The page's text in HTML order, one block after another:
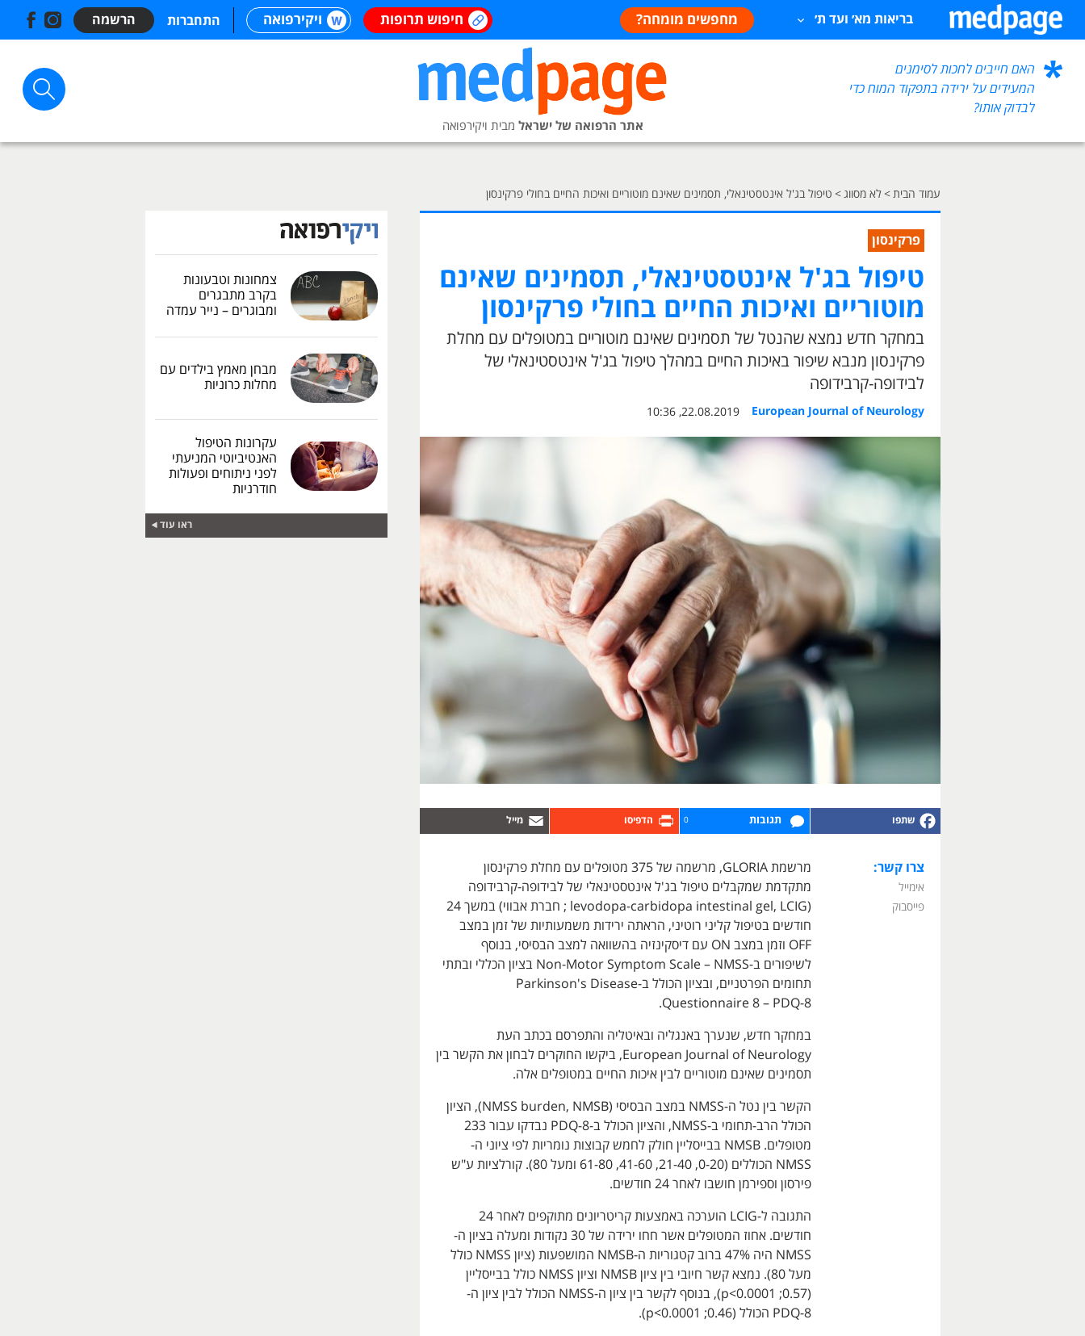
בריאות מא׳ ועד ת׳ מחפשים מומחה? חיפוש תרופות ויקירפואה התחברות הרשמה
האם חייבים לחכות לסימנים
המעידים על ירידה בתפקוד המוח כדי
לבדוק אותו?
אתר הרפואה של ישראל מבית ויקירפואה
עמוד הבית > לא מסווג > טיפול בג'ל אינטסטינאלי, תסמינים שאינם מוטוריים ואיכות החיים בחולי פרקינסון
פרקינסון
טיפול בג'ל אינטסטינאלי, תסמינים שאינם
מוטוריים ואיכות החיים בחולי פרקינסון
במחקר חדש נמצא שהנטל של תסמינים שאינם מוטוריים במטופלים עם מחלת
פרקינסון מנבא שיפור באיכות החיים במהלך טיפול בג'ל אינטסטינאלי של
לבידופה-קרבידופה
European Journal of Neurology
22.08.2019, 10:36
תגובות 0
צרו קשר:
אימייל
פייסבוק
מרשמת GLORIA, מרשמה של 375 מטופלים עם מחלת פרקינסון
מתקדמת שמקבלים טיפול בג'ל אינטסטינאלי של לבידופה-קרבידופה
(levodopa-carbidopa intestinal gel, LCIG ; חברת אבווי) במשך 24
חודשים בטיפול קליני רוטיני, הראתה ירידות משמעותיות של זמן במצב
OFF וזמן במצב ON עם דיסקינזיה בהשוואה למצב הבסיסי, בנוסף
לשיפורים ב-Non-Motor Symptom Scale – NMSS בציון הכללי ובתתי
תחומים הפרטניים, ובציון הכולל ב-Parkinson's Disease
Questionnaire 8 – PDQ-8.
במחקר חדש, שנערך באנגליה ובאיטליה והתפרסם בכתב העת
European Journal of Neurology, ביקשו החוקרים לבחון את הקשר בין
תסמינים שאינם מוטוריים לבין איכות החיים במטופלים אלה.
הקשר בין נטל ה-NMSS במצב הבסיסי (NMSS burden, NMSB), הציון
הכולל הרב-תחומי ב-NMSS, והציון הכולל ב-PDQ-8 נבדקו עבור 233
מטופלים. NMSB בבייסליין חולק לחמש קבוצות נומריות לפי ציוני ה-
NMSS הכוללים (0-20, 21-40, 41-60, 61-80 ומעל 80). קורלציות ע"ש
פירסון וספירמן חושבו לאחר 24 חודשים.
התגובה ל-LCIG הוערכה באמצעות קריטריונים מתוקפים לאחר 24
חודשים. אחוז המטופלים אשר חחו ירידה של 30 נקודות ומעלה בציון ה-
NMSS היה 47% ברוב קטגוריות ה-NMSB המושפעות (ציון NMSS כולל
מעל 80). נמצא קשר חיובי בין ציון NMSB וציון NMSS כולל בבייסליין
(0.57; p<0.0001), בנוסף לקשר בין ציון ה-NMSS הכולל לבין ציון ה-
PDQ-8 הכולל (0.46; p<0.0001).
צמחונות וטבעונות
בקרב מתבגרים
ומבוגרים – נייר עמדה
מבחן מאמץ בילדים עם
מחלות כרוניות
עקרונות הטיפול
האנטיביוטי המניעתי
לפני ניתוחים ופעולות
חודרניות
ראו עוד